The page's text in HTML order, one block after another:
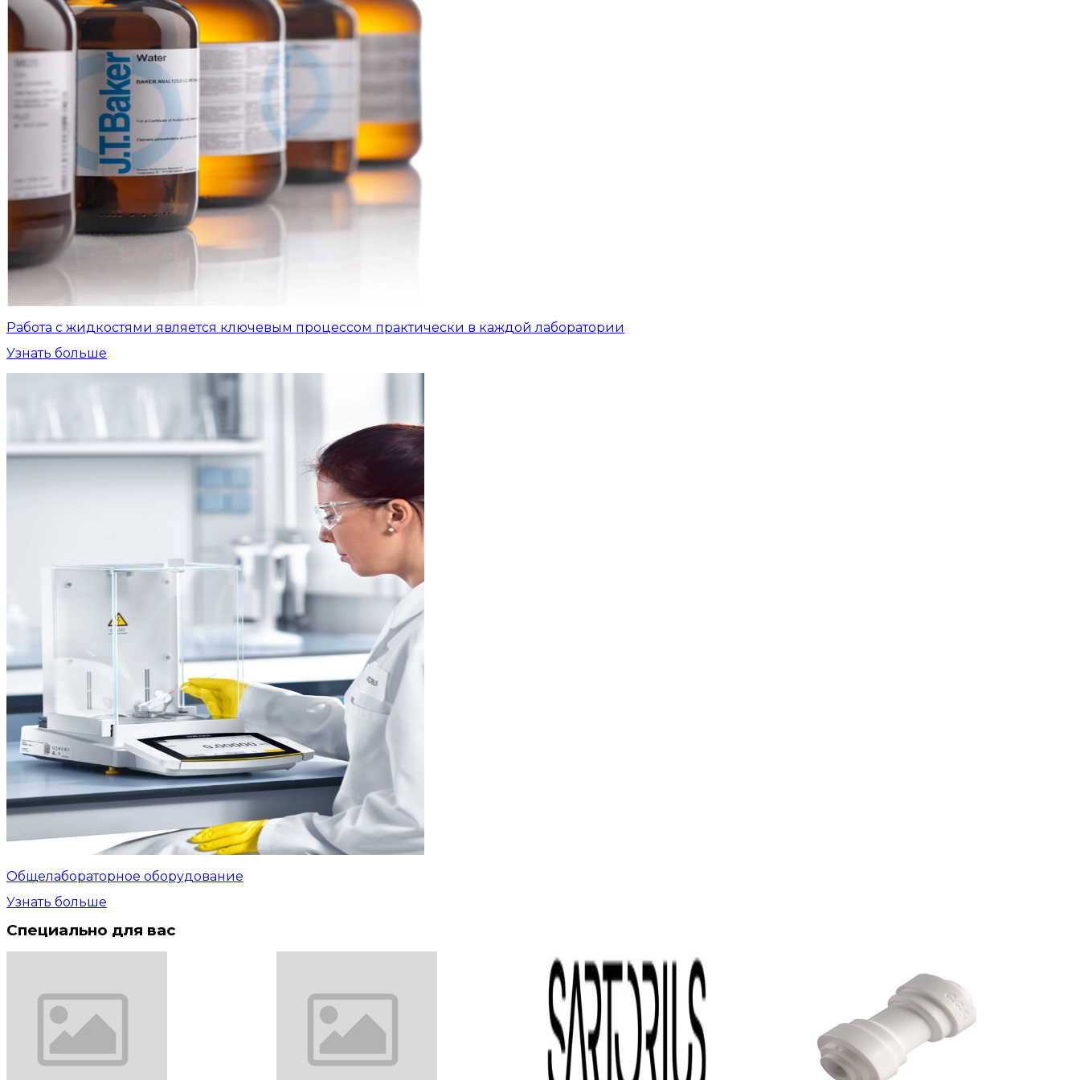
Работа с жидкостями является ключевым процессом практически в каждой лаборатории
Узнать больше
Общелабораторное оборудование
Узнать больше
Специально для вас